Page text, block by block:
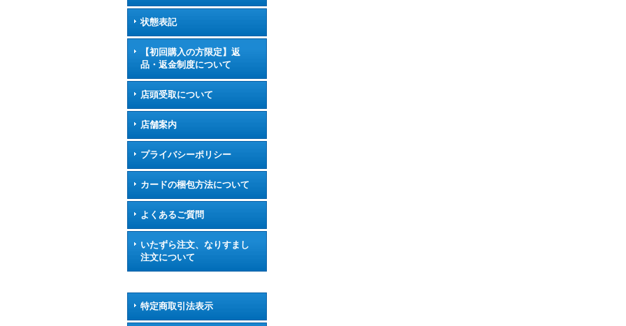
状態表記
【初回購入の方限定】返
品・返金制度について
店頭受取について
店舗案内
プライバシーポリシー
カードの梱包方法について
よくあるご質問
いたずら注文、なりすまし
注文について
特定商取引法表示